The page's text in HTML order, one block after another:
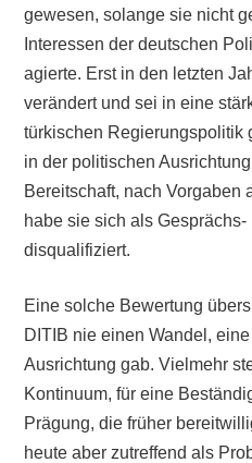
gewesen, solange sie nicht
Interessen der deutschen
agierte. Erst in den letzten
verändert und sei in eine
türkischen Regierungspolitik
in der politischen
Bereitschaft, nach Vorgaben
habe sie sich als
disqualifiziert.
Eine solche Bewertung
DITIB nie einen Wandel,
Ausrichtung gab. Vielmehr
Kontinuum, für eine
Prägung, die früher
heute aber zutreffend als